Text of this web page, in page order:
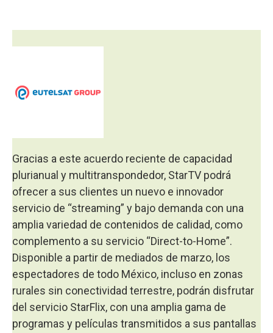
Gracias a este acuerdo reciente de capacidad
plurianual y multitranspondedor, StarTV podrá
ofrecer a sus clientes un nuevo e innovador
servicio de “streaming” y bajo demanda con una
amplia variedad de contenidos de calidad, como
complemento a su servicio “Direct-to-Home”.
Disponible a partir de mediados de marzo, los
espectadores de todo México, incluso en zonas
rurales sin conectividad terrestre, podrán disfrutar
del servicio StarFlix, con una amplia gama de
programas y películas transmitidos a sus pantallas